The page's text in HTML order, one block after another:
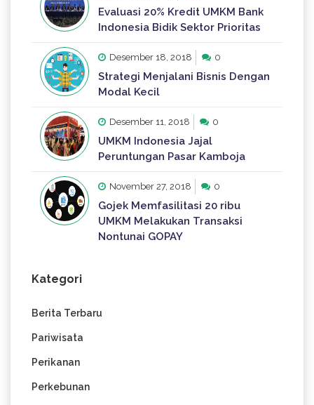
Evaluasi 20% Kredit UMKM Bank
Indonesia Bidik Sektor Prioritas
Desember 18, 2018 0
Strategi Menjalani Bisnis Dengan
Modal Kecil
Desember 11, 2018 0
UMKM Indonesia Jajal
Peruntungan Pasar Kamboja
November 27, 2018 0
Gojek Memfasilitasi 20 ribu
UMKM Melakukan Transaksi
Nontunai GOPAY
Kategori
Berita Terbaru
Pariwisata
Perikanan
Perkebunan